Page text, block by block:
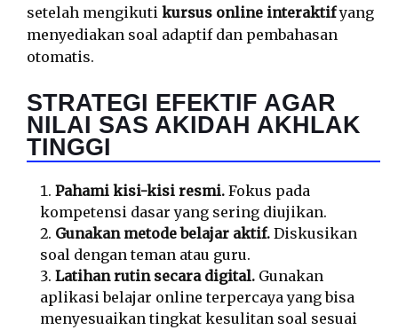
setelah mengikuti kursus online interaktifyang
menyediakan soal adaptif dan pembahasan
otomatis.
STRATEGI EFEKTIF AGAR
NILAI SAS AKIDAH AKHLAK
TINGGI
Pahami kisi-kisi resmi. Fokus pada
kompetensi dasar yang sering diujikan.
Gunakan metode belajar aktif. Diskusikan
soal dengan teman atau guru.
Latihan rutin secara digital. Gunakan
aplikasi belajar online terpercaya yang bisa
menyesuaikan tingkat kesulitan soal sesuai